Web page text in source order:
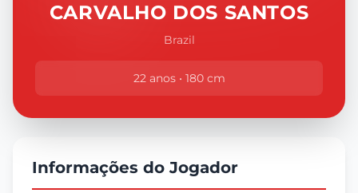
CARVALHO DOS SANTOS
Brazil
22 anos • 180 cm
Informações do Jogador